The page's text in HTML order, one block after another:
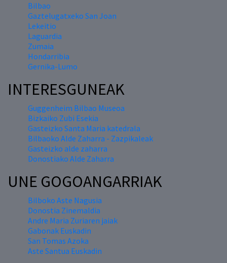
Bilbao
Gaztelugatxeko San Joan
Lekeitio
Laguardia
Zumaia
Hondarribia
Gernika-Lumo
INTERESGUNEAK
Guggenheim Bilbao Museoa
Bizkaiko Zubi Esekia
Gasteizko Santa Maria katedrala
Bilbaoko Alde Zaharra - Zazpikaleak
Gasteizko alde zaharra
Donostiako Alde Zaharra
UNE GOGOANGARRIAK
Bilboko Aste Nagusia
Donostia Zinemaldia
Andre Maria Zuriaren jaiak
Gabonak Euskadin
San Tomas Azoka
Aste Santua Euskadin